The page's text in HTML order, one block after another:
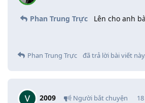
Phan Trung Trực Lên cho anh
Phan Trung Trực
đã trả lời bài viết
2009 Người bắt chuyện